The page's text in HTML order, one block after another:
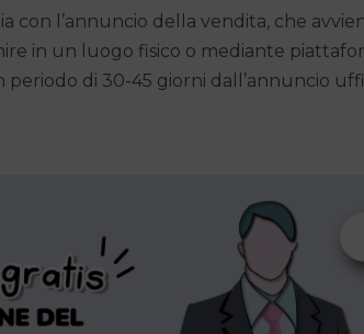
con l’annuncio della vendita, che
in un luogo fisico o mediante
periodo di 30-45 giorni dall’annuncio